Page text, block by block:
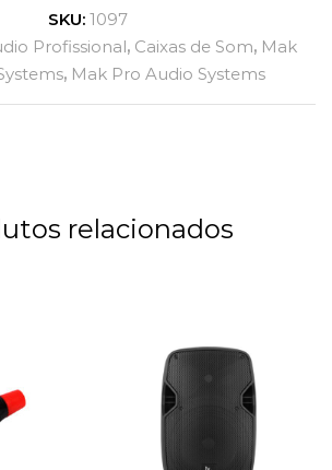
SKU: 1097
Profissional, Caixas de Som, Mak
, Mak Pro Audio Systems
relacionados